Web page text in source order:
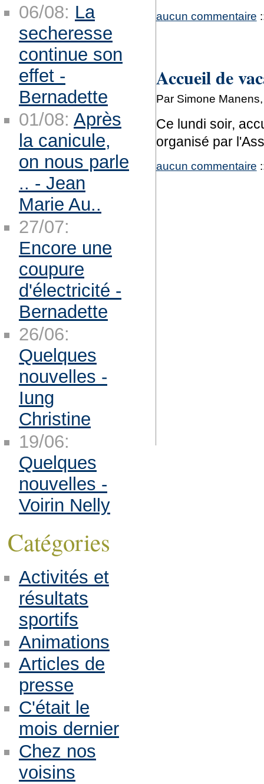
aucun commentaire
Accueil de
Par Simone
Ce lundi soir,
organisé par
aucun commentaire
06/08: La
secheresse
continue son
effet -
Bernadette
01/08: Après
la canicule,
on nous parle
.. - Jean
Marie Au..
27/07:
Encore une
coupure
d'électricité -
Bernadette
26/06:
Quelques
nouvelles -
Iung
Christine
19/06:
Quelques
nouvelles -
Voirin Nelly
Catégories
Activités et
résultats
sportifs
Animations
Articles de
presse
C'était le
mois dernier
Chez nos
voisins